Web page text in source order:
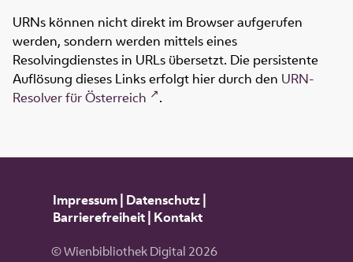
URNs können nicht direkt im Browser aufgerufen
werden, sondern werden mittels eines
Resolvingdienstes in URLs übersetzt. Die persistente
Auflösung dieses Links erfolgt hier durch den URN-
Resolver für Österreich
.
Impressum| Datenschutz|
Barrierefreiheit| Kontakt
© Wienbibliothek Digital 2026